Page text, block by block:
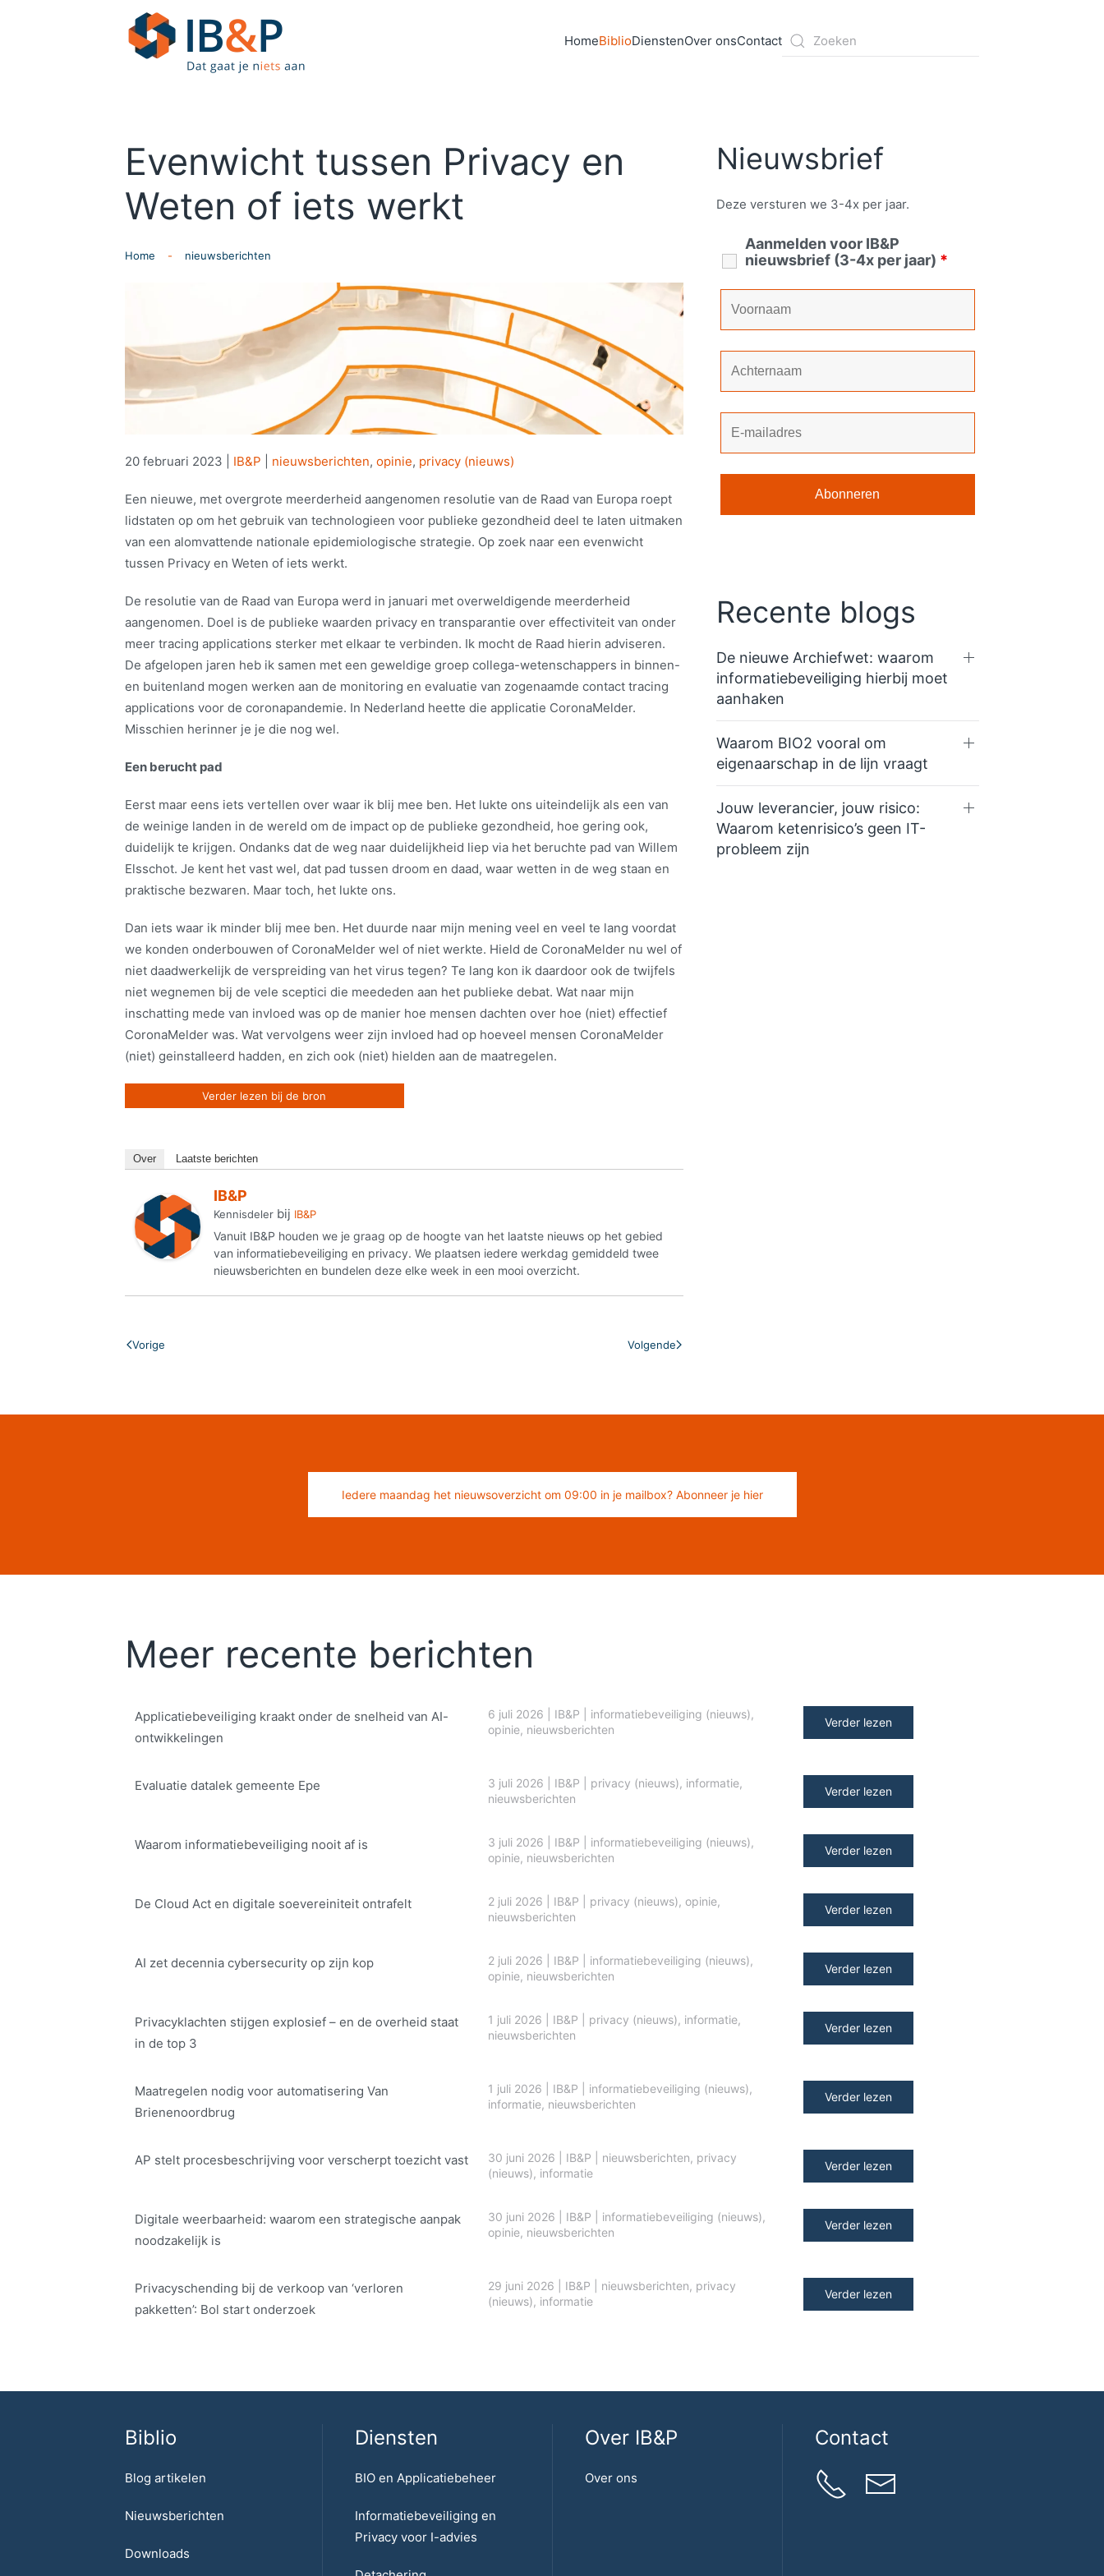
Skip to main content HomeBiblioDienstenOver onsContact
Evenwicht tussen Privacy en
Weten of iets werkt
Home nieuwsberichten
20 februari 2023 IB&P nieuwsberichten, opinie, privacy (nieuws)
Een nieuwe, met overgrote meerderheid aangenomen resolutie van de Raad van Europa roept
lidstaten op om het gebruik van technologieen voor publieke gezondheid deel te laten uitmaken
van een alomvattende nationale epidemiologische strategie. Op zoek naar een evenwicht
tussen Privacy en Weten of iets werkt.
De resolutie van de Raad van Europa werd in januari met overweldigende meerderheid
aangenomen. Doel is de publieke waarden privacy en transparantie over effectiviteit van onder
meer tracing applications sterker met elkaar te verbinden. Ik mocht de Raad hierin adviseren.
De afgelopen jaren heb ik samen met een geweldige groep collega-wetenschappers in binnen-
en buitenland mogen werken aan de monitoring en evaluatie van zogenaamde contact tracing
applications voor de coronapandemie. In Nederland heette die applicatie CoronaMelder.
Misschien herinner je je die nog wel.
Een berucht pad
Eerst maar eens iets vertellen over waar ik blij mee ben. Het lukte ons uiteindelijk als een van
de weinige landen in de wereld om de impact op de publieke gezondheid, hoe gering ook,
duidelijk te krijgen. Ondanks dat de weg naar duidelijkheid liep via het beruchte pad van Willem
Elsschot. Je kent het vast wel, dat pad tussen droom en daad, waar wetten in de weg staan en
praktische bezwaren. Maar toch, het lukte ons.
Dan iets waar ik minder blij mee ben. Het duurde naar mijn mening veel en veel te lang voordat
we konden onderbouwen of CoronaMelder wel of niet werkte. Hield de CoronaMelder nu wel of
niet daadwerkelijk de verspreiding van het virus tegen? Te lang kon ik daardoor ook de twijfels
niet wegnemen bij de vele sceptici die meededen aan het publieke debat. Wat naar mijn
inschatting mede van invloed was op de manier hoe mensen dachten over hoe (niet) effectief
CoronaMelder was. Wat vervolgens weer zijn invloed had op hoeveel mensen CoronaMelder
(niet) geinstalleerd hadden, en zich ook (niet) hielden aan de maatregelen.
Verder lezen bij de bron
Over Laatste berichten
IB&P
Kennisdeler bij IB&P
Vanuit IB&P houden we je graag op de hoogte van het laatste nieuws op het gebied
van informatiebeveiliging en privacy. We plaatsen iedere werkdag gemiddeld twee
nieuwsberichten en bundelen deze elke week in een mooi overzicht.
Vorige Volgende
Nieuwsbrief
Deze versturen we 3-4x per jaar.
Aanmelden voor IB&P
nieuwsbrief (3-4x per jaar) *
Recente blogs
De nieuwe Archiefwet: waarom
informatiebeveiliging hierbij moet
aanhaken
Waarom BIO2 vooral om
eigenaarschap in de lijn vraagt
Jouw leverancier, jouw risico:
Waarom ketenrisico’s geen IT-
probleem zijn
Iedere maandag het nieuwsoverzicht om 09:00 in je mailbox? Abonneer je hier
Meer recente berichten
Applicatiebeveiliging kraakt onder de snelheid van AI-
ontwikkelingen
6 juli 2026 IB&P informatiebeveiliging (nieuws),
opinie, nieuwsberichten
Verder lezen
Evaluatie datalek gemeente Epe 3 juli 2026 IB&P privacy (nieuws), informatie,
nieuwsberichten
Verder lezen
Waarom informatiebeveiliging nooit af is 3 juli 2026 IB&P informatiebeveiliging (nieuws),
opinie, nieuwsberichten
Verder lezen
De Cloud Act en digitale soe­ve­rei­ni­teit ontrafelt 2 juli 2026 IB&P privacy (nieuws), opinie,
nieuwsberichten
Verder lezen
AI zet decennia cybersecurity op zijn kop 2 juli 2026 IB&P informatiebeveiliging (nieuws),
opinie, nieuwsberichten
Verder lezen
Privacyklachten stijgen explosief – en de overheid staat
in de top 3
1 juli 2026 IB&P privacy (nieuws), informatie,
nieuwsberichten
Verder lezen
Maatregelen nodig voor automatisering Van
Brienenoordbrug
1 juli 2026 IB&P informatiebeveiliging (nieuws),
informatie, nieuwsberichten
Verder lezen
AP stelt procesbeschrijving voor verscherpt toezicht vast 30 juni 2026 IB&P nieuwsberichten, privacy
(nieuws), informatie
Verder lezen
Digitale weerbaarheid: waarom een strategische aanpak
noodzakelijk is
30 juni 2026 IB&P informatiebeveiliging (nieuws),
opinie, nieuwsberichten
Verder lezen
Privacyschending bij de verkoop van ‘verloren
pakketten’: Bol start onderzoek
29 juni 2026 IB&P nieuwsberichten, privacy
(nieuws), informatie
Verder lezen
Biblio
Blog artikelen
Nieuwsberichten
Downloads
Diensten
BIO en Applicatiebeheer
Informatiebeveiliging en
Privacy voor I-advies
Over IB&P
Over ons
Contact